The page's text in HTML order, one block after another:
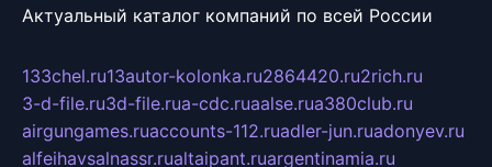
Актуальный каталог компаний по всей России
133chel.ru13autor-kolonka.ru2864420.ru2rich.ru
3-d-file.ru3d-file.rua-cdc.ruaalse.rua380club.ru
airgungames.ruaccounts-112.ruadler-jun.ruadonyev.ru
alfeihavsalnassr.rualtaipant.ruargentinamia.ru